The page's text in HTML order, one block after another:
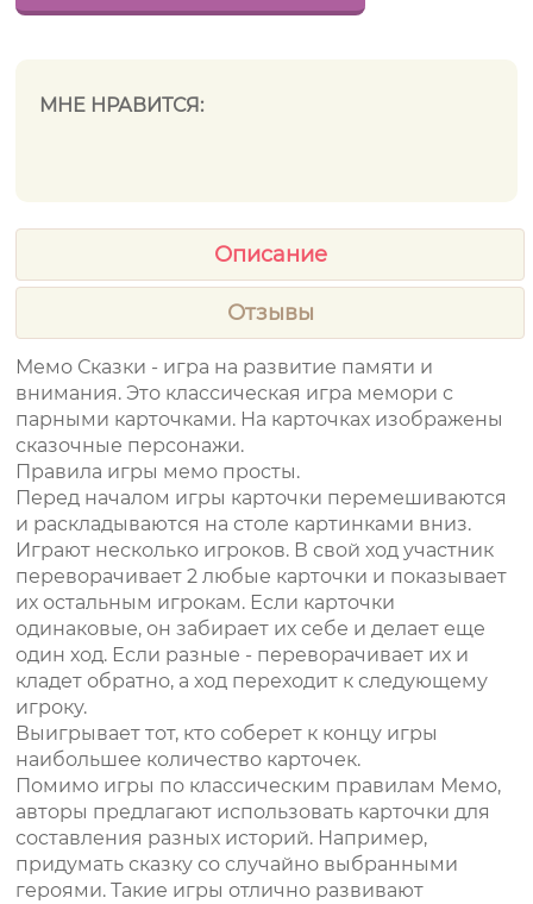
МНЕ НРАВИТСЯ:
Описание
Отзывы
Мемо Сказки - игра на развитие памяти и
внимания. Это классическая игра мемори с
парными карточками. На карточках изображены
сказочные персонажи.
Правила игры мемо просты.
Перед началом игры карточки перемешиваются
и раскладываются на столе картинками вниз.
Играют несколько игроков. В свой ход участник
переворачивает 2 любые карточки и показывает
их остальным игрокам. Если карточки
одинаковые, он забирает их себе и делает еще
один ход. Если разные - переворачивает их и
кладет обратно, а ход переходит к следующему
игроку.
Выигрывает тот, кто соберет к концу игры
наибольшее количество карточек.
Помимо игры по классическим правилам Мемо,
авторы предлагают использовать карточки для
составления разных историй. Например,
придумать сказку со случайно выбранными
героями. Такие игры отлично развивают